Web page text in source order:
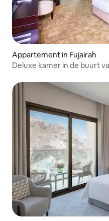
Appartement in Fujairah
Deluxe kamer in de buurt